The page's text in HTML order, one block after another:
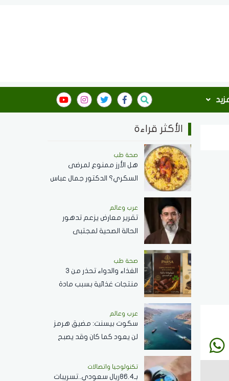
الأكثر قراءة
صحة طب
هل الأرز ممنوع لمرضى
السكري؟ الدكتور جمال عباس
عرب وعالم
تقرير معارض يزعم تدهور
الحالة الصحية لمجتبى
الإيرانية
صحة طب
الغذاء والدواء تحذر من 3
منتجات غذائية بسبب مادة
استهلاكها
عرب وعالم
سكوت بيسنت: مضيق هرمز
لن يعود كما كان وقد يصبح
تكنولوجيا واتصالات
بـ86.4ريال سعودي..تسريبات